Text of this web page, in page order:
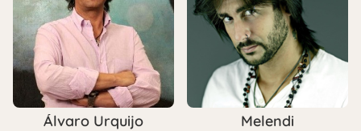
Álvaro Urquijo Melendi